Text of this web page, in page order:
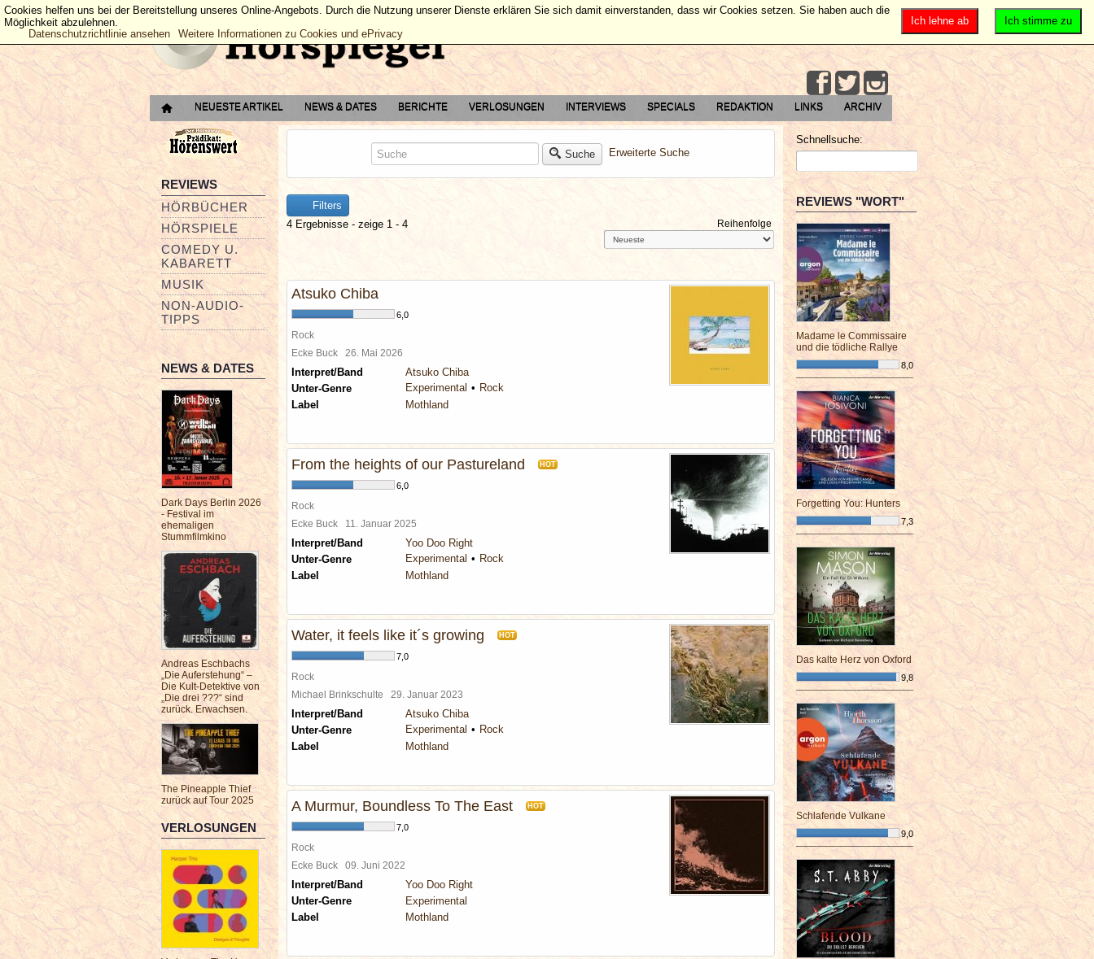
NEUESTE ARTIKEL NEWS & DATES BERICHTE VERLOSUNGEN INTERVIEWS SPECIALS REDAKTION LINKS ARCHIV
REVIEWS
HÖRBÜCHER
HÖRSPIELE
COMEDY U.
KABARETT
MUSIK
NON-AUDIO-
TIPPS
NEWS & DATES
Dark Days Berlin 2026
- Festival im
ehemaligen
Stummfilmkino
Andreas Eschbachs
„Die Auferstehung“ –
Die Kult-Detektive von
„Die drei ???“ sind
zurück. Erwachsen.
The Pineapple Thief
zurück auf Tour 2025
VERLOSUNGEN
Suche Erweiterte Suche
Filters
4 Ergebnisse - zeige 1 - 4
Reihenfolge
Atsuko Chiba
6,0
Rock
Ecke Buck 26. Mai 2026
Interpret/Band
Atsuko Chiba
Unter-Genre
Experimental
Rock
Label
Mothland
From the heights of our Pastureland HOT
6,0
Rock
Ecke Buck 11. Januar 2025
Interpret/Band
Yoo Doo Right
Unter-Genre
Experimental
Rock
Label
Mothland
Water, it feels like it´s growing HOT
7,0
Rock
Michael Brinkschulte 29. Januar 2023
Interpret/Band
Atsuko Chiba
Unter-Genre
Experimental
Rock
Label
Mothland
A Murmur, Boundless To The East HOT
7,0
Rock
Ecke Buck 09. Juni 2022
Interpret/Band
Yoo Doo Right
Unter-Genre
Experimental
Label
Mothland
Schnellsuche:
REVIEWS "WORT"
Madame le Commissaire
und die tödliche Rallye
8,0
¯¯¯¯¯¯¯¯¯¯¯¯¯¯¯¯¯¯¯¯¯¯¯¯
Forgetting You: Hunters
7,3
¯¯¯¯¯¯¯¯¯¯¯¯¯¯¯¯¯¯¯¯¯¯¯¯
Das kalte Herz von Oxford
9,8
¯¯¯¯¯¯¯¯¯¯¯¯¯¯¯¯¯¯¯¯¯¯¯¯
Schlafende Vulkane
9,0
¯¯¯¯¯¯¯¯¯¯¯¯¯¯¯¯¯¯¯¯¯¯¯¯
Ich stimme zu
Ich lehne ab
Cookies helfen uns bei der Bereitstellung unseres Online-Angebots. Durch die Nutzung unserer Dienste erklären Sie sich damit einverstanden, dass wir Cookies setzen. Sie haben auch die
Möglichkeit abzulehnen.
Datenschutzrichtlinie ansehen
Weitere Informationen zu Cookies und ePrivacy